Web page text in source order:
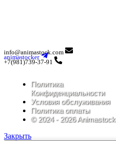
info@animastock.com
animastocker
+7(981)739-37-91
Политика
Конфиденциальности
Условия обслуживания
Политика оплаты
© 2024 - 2026 Animastock
Закрыть